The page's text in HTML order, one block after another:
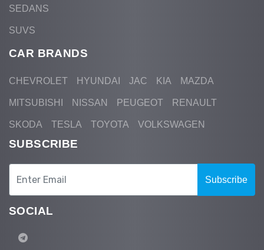
SEDANS
SUVS
CAR BRANDS
CHEVROLET HYUNDAI JAC KIA MAZDA
MITSUBISHI NISSAN PEUGEOT RENAULT
SKODA TESLA TOYOTA VOLKSWAGEN
SUBSCRIBE
Subscribe
SOCIAL